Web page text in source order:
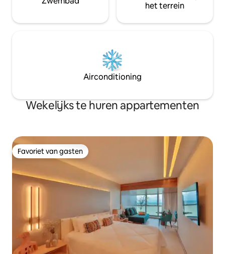
het terrein
Airconditioning
Wekelijks te huren appartementen
Favoriet van gasten
Favoriet van gasten